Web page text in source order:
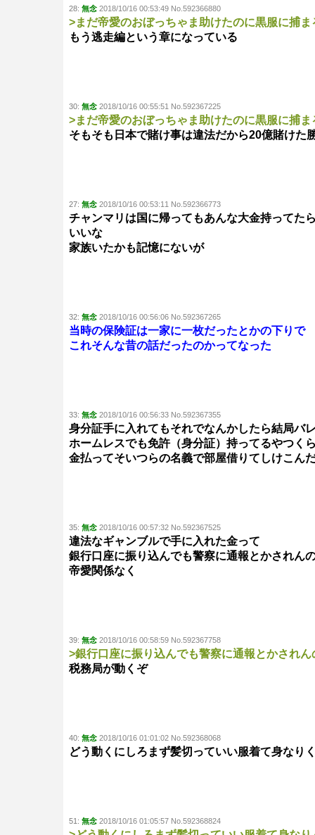
28: 無念 2018/10/16 00:53:49 No.592366880
>まだ帝愛のおぼっちゃま助けたのに黒服に捕
もう逃走編という章になっている
30: 無念 2018/10/16 00:55:51 No.592367225
>まだ帝愛のおぼっちゃま助けたのに黒服に捕
そもそも日本で賭け事は違法だから20億賭けた
27: 無念 2018/10/16 00:53:11 No.592366773
チャンマリは国に帰ってもあんな大金持ってた
いいな
家族いたかも記憶にないが
32: 無念 2018/10/16 00:56:06 No.592367265
当時の保険証は一家に一枚だったとかの下りで
これそんな昔の話だったのかってなった
33: 無念 2018/10/16 00:56:33 No.592367355
身分証手に入れてもそれでなんかしたら結局バ
ホームレスでも免許（身分証）持ってるやつく
金払ってそいつらの名義で部屋借りてしけこん
35: 無念 2018/10/16 00:57:32 No.592367525
違法なギャンブルで手に入れた金って
銀行口座に振り込んでも警察に通報とかされん
帝愛関係なく
39: 無念 2018/10/16 00:58:59 No.592367758
>銀行口座に振り込んでも警察に通報とかされん
税務局が動くぞ
40: 無念 2018/10/16 01:01:02 No.592368068
どう動くにしろまず髪切っていい服着て身なり
51: 無念 2018/10/16 01:05:57 No.592368824